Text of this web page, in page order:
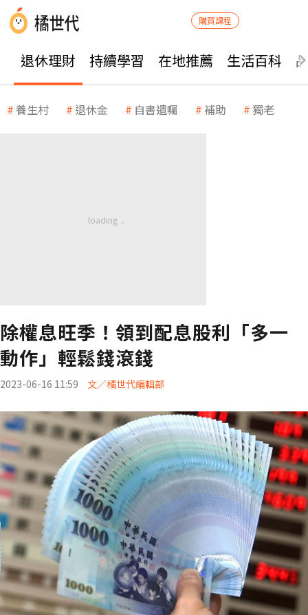
購買課程
退休理財 持續學習 在地推薦 生活百科
養生村 退休金 自書遺囑 補助 獨老
除權息旺季！領到配息股利「多一
動作」輕鬆錢滾錢
2023-06-16 11:59 文／橘世代編輯部